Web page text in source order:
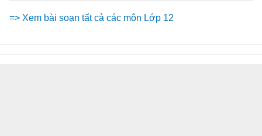
=> Xem bài soạn tất cả các môn Lớp 12